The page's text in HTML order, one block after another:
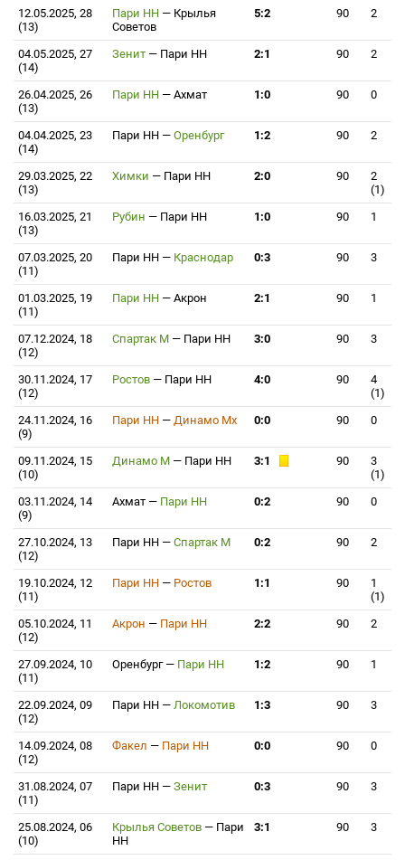
12.05.2025, 28
(13)
Пари НН — Крылья
Советов
5:2 90 2
04.05.2025, 27
(14)
Зенит — Пари НН 2:1 90 2
26.04.2025, 26
(13)
Пари НН — Ахмат 1:0 90 0
04.04.2025, 23
(14)
Пари НН — Оренбург 1:2 90 2
29.03.2025, 22
(13)
Химки — Пари НН 2:0 90
2
(1)
16.03.2025, 21
(13)
Рубин — Пари НН 1:0 90 1
07.03.2025, 20
(11)
Пари НН — Краснодар 0:3 90 3
01.03.2025, 19
(11)
Пари НН — Акрон 2:1 90 1
07.12.2024, 18
(12)
Спартак М — Пари НН 3:0 90 3
30.11.2024, 17
(12)
Ростов — Пари НН 4:0 90
4
(1)
24.11.2024, 16
(9)
Пари НН — Динамо Мх 0:0 90 0
09.11.2024, 15
(10)
Динамо М — Пари НН 3:1 90
3
(1)
03.11.2024, 14
(9)
Ахмат — Пари НН 0:2 90 0
27.10.2024, 13
(12)
Пари НН — Спартак М 0:2 90 2
19.10.2024, 12
(11)
Пари НН — Ростов 1:1 90
1
(1)
05.10.2024, 11
(12)
Акрон — Пари НН 2:2 90 2
27.09.2024, 10
(11)
Оренбург — Пари НН 1:2 90 1
22.09.2024, 09
(12)
Пари НН — Локомотив 1:3 90 3
14.09.2024, 08
(12)
Факел — Пари НН 0:0 90 0
31.08.2024, 07
(11)
Пари НН — Зенит 0:3 90 3
25.08.2024, 06
(10)
Крылья Советов — Пари
НН
3:1 90 3